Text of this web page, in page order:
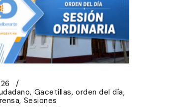
Gacetillas orden del día
Sesiones